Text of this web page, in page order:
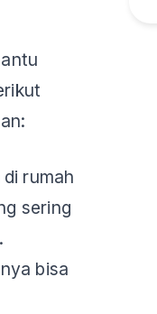
rumah
sering
bisa